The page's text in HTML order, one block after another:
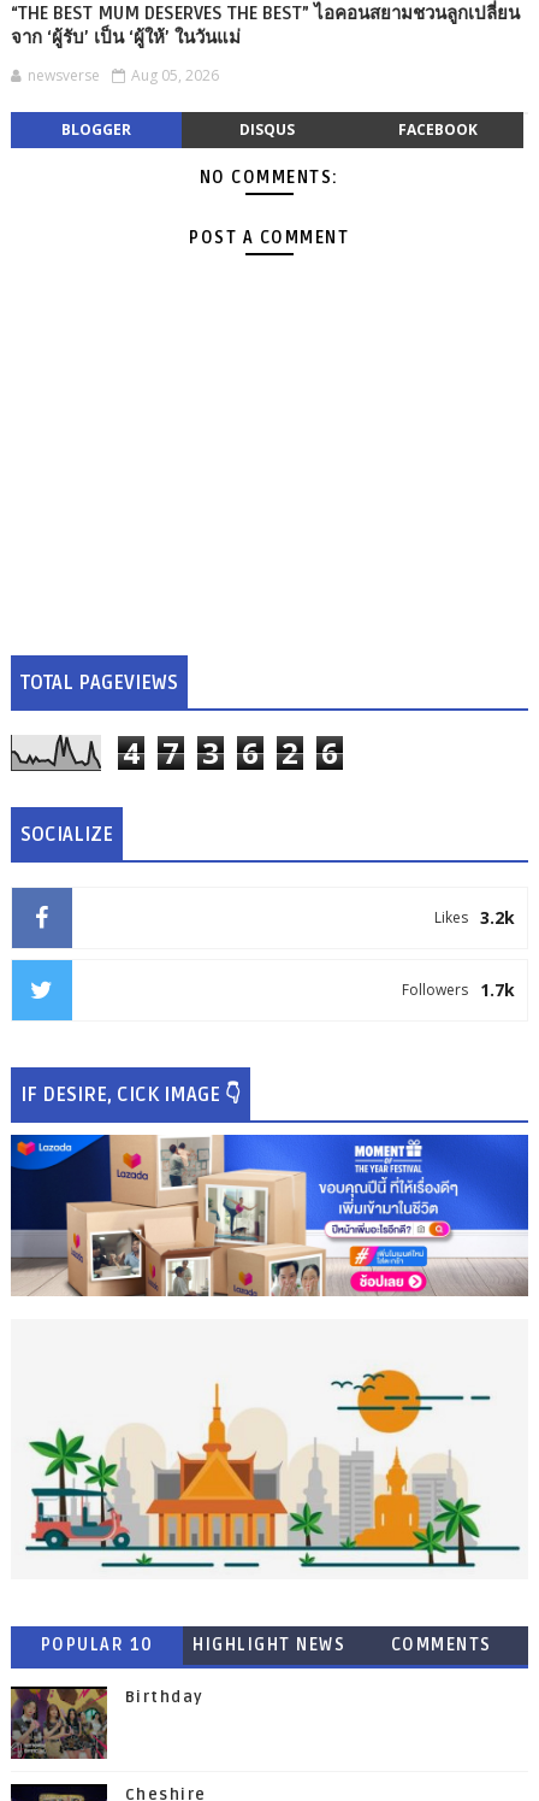
“THE BEST MUM DESERVES THE BEST” ไอคอนสยามชวนลูกเปลี่ยน
จาก ‘ผู้รับ’ เป็น ‘ผู้ให้’ ในวันแม่
newsverse Aug 05, 2026
BLOGGER DISQUS FACEBOOK
NO COMMENTS:
POST A COMMENT
TOTAL PAGEVIEWS
4 7 3 6 2 6
SOCIALIZE
3.2k
Likes
1.7k
Followers
IF DESIRE, CICK IMAGE 👇
POPULAR 10 HIGHLIGHT NEWS COMMENTS
Birthday
Cheshire